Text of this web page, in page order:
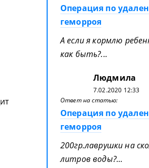
Операция по
геморроя
А если я кормлю
как быть?...
Людмила
7.02.2020 12:33
Ответ на статью:
Операция по
геморроя
200гр.лаврушки на
литров воды?...